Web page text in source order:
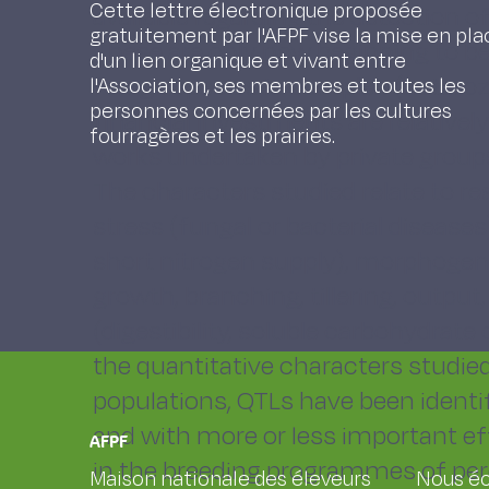
available regarding the detection
These are only now beginning to
forage species is complex
financial investments are
works undertaken by private
The characters studied relate to
stress (fungal or bacterial
the quantitative characters
populations, QTLs have been
and with more or less important
in the breeding programmes of
Cette lettre électronique proposée
gratuitement par l'AFPF vise la mise en
d'un lien organique et vivant entre
l'Association, ses membres et toutes les
personnes concernées par les cultures
fourragères et les prairies.
AFPF
Maison nationale des éleveurs Nous